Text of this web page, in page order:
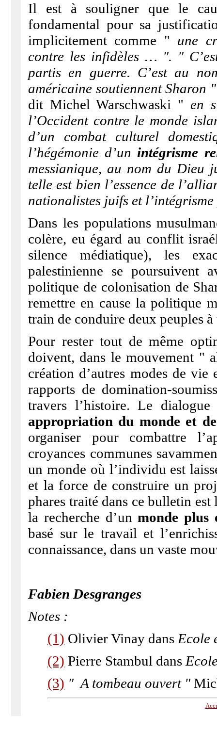
Il est à souligner que le
fondamental pour sa
implicitement comme " une
contre les infidèles … ". "
partis en guerre. C’est au
américaine soutiennent Sharon
dit Michel Warschwaski " en
l’Occident contre le monde
d’un combat culturel
l’hégémonie d’un intégrisme
messianique, au nom du
telle est bien l’essence de
nationalistes juifs et
Dans les populations
colère, eu égard au conflit
silence médiatique), les
palestinienne se poursuivent
politique de colonisation de
remettre en cause la politique
train de conduire deux peuples à
Pour rester tout de même
doivent, dans le mouvement "
création d’autres modes de
rapports de domination-
travers l’histoire. Le
appropriation du monde et
organiser pour combattre
croyances communes
un monde où l’individu est
et la force de construire un
phares traité dans ce bulletin
la recherche d’unmonde plus
basé sur le travail et
connaissance, dans un vaste
Fabien Desgranges
Notes :
(1) Olivier Vinay dans Ecole
(2) Pierre Stambul dans
(3) " A tombeau ouvert "